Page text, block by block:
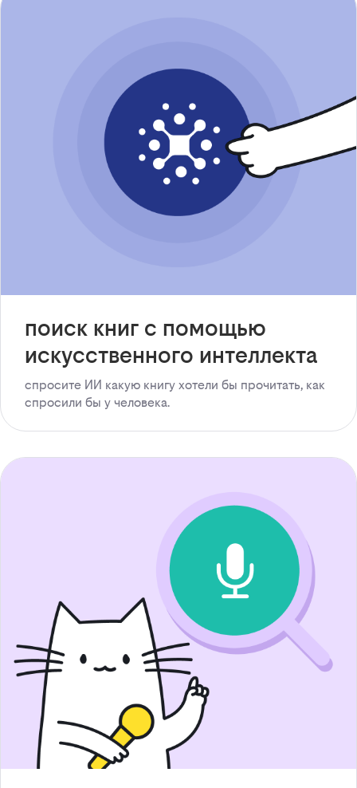
поиск книг с помощью
искусственного интеллекта
спросите ИИ какую книгу хотели бы прочитать, как
спросили бы у человека.